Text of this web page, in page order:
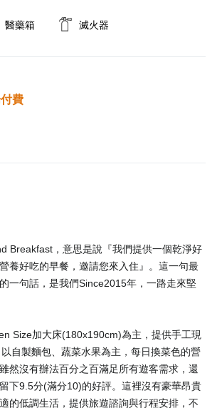
醫藥箱 滅火器
費
Breakfast，意思是說『我們提供一個乾淨好
養好吃的早餐，邀請您來入住』。這一句最
一句話，是我們Since2015年，一路走來堅
Size加大床(180x190cm)為主，提供手工現
自製麵包、蔬菜水果為主，每日換菜色的營
然沒有辦法百分之百滿足所有遊客需求，還
下9.5分(滿分10)的好評。這裡沒有豪華昂貴
的低調生活，提供旅遊諮詢與行程安排，不